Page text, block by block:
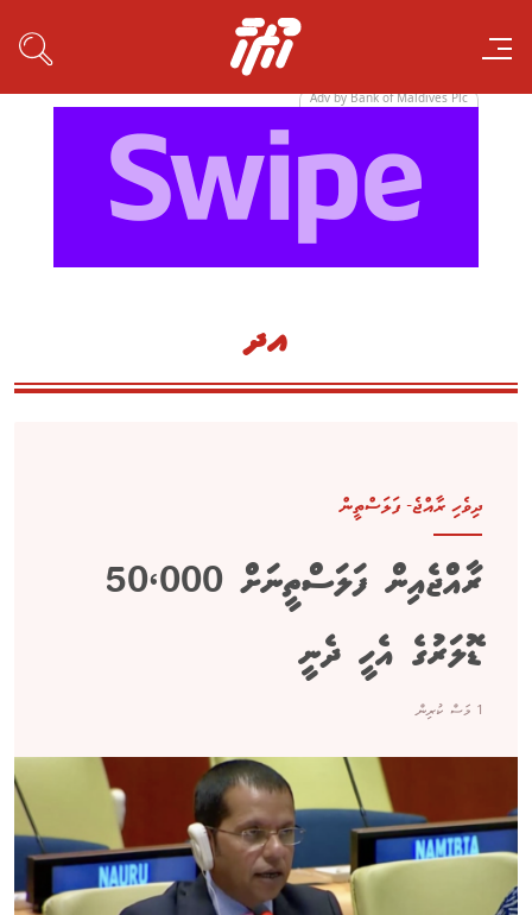
Adv by Bank of Maldives Plc
އދ
ދިވެހި ރާއްޖެ- ފަލަސްތީން
ރާއްޖެއިން ފަލަސްތީނަށް 50،000
ޑޮލަރުގެ އެހީ ދެނީ
1 މަސް ކުރިން